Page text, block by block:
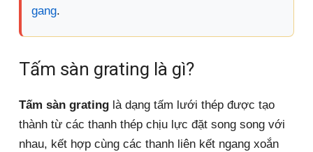
gang.
Tấm sàn grating là gì?
Tấm sàn grating là dạng tấm lưới thép được tạo
thành từ các thanh thép chịu lực đặt song song với
nhau, kết hợp cùng các thanh liên kết ngang xoắn